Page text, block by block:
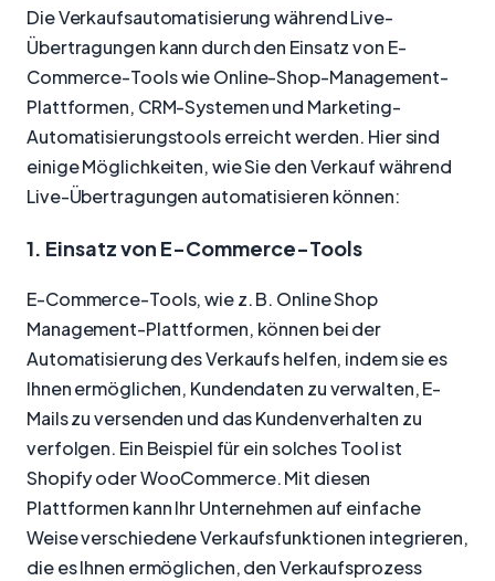
Die Verkaufsautomatisierung während Live-
Übertragungen kann durch den Einsatz von E-
Commerce-Tools wie Online-Shop-Management-
Plattformen, CRM-Systemen und Marketing-
Automatisierungstools erreicht werden. Hier sind
einige Möglichkeiten, wie Sie den Verkauf während
Live-Übertragungen automatisieren können:
1. Einsatz von E-Commerce-Tools
E-Commerce-Tools, wie z. B. Online Shop
Management-Plattformen, können bei der
Automatisierung des Verkaufs helfen, indem sie es
Ihnen ermöglichen, Kundendaten zu verwalten, E-
Mails zu versenden und das Kundenverhalten zu
verfolgen. Ein Beispiel für ein solches Tool ist
Shopify oder WooCommerce. Mit diesen
Plattformen kann Ihr Unternehmen auf einfache
Weise verschiedene Verkaufsfunktionen integrieren,
die es Ihnen ermöglichen, den Verkaufsprozess